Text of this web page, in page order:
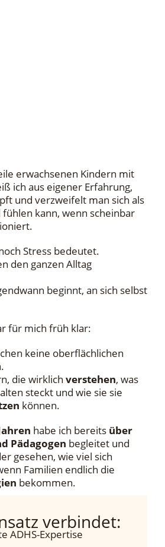
erwachsenen Kindern mit
ich aus eigener Erfahrung,
und verzweifelt man sich als
kann, wenn scheinbar
Stress bedeutet.
den ganzen Alltag
beginnt, an sich selbst
für mich früh klar:
keine oberflächlichen
die wirklich verstehen, was
steckt und wie sie sie
können.
habe ich bereits über
Pädagogen begleitet und
gesehen, wie viel sich
Familien endlich die
bekommen.
verbindet:
ADHS-Expertise